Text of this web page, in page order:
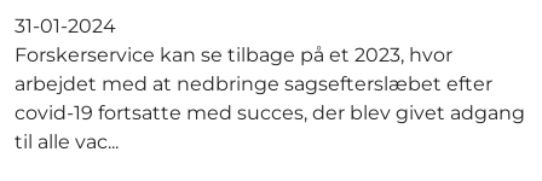
31-01-2024
Forskerservice kan se tilbage på et 2023, hvor
arbejdet med at nedbringe sagsefterslæbet efter
covid-19 fortsatte med succes, der blev givet adgang
til alle vac...